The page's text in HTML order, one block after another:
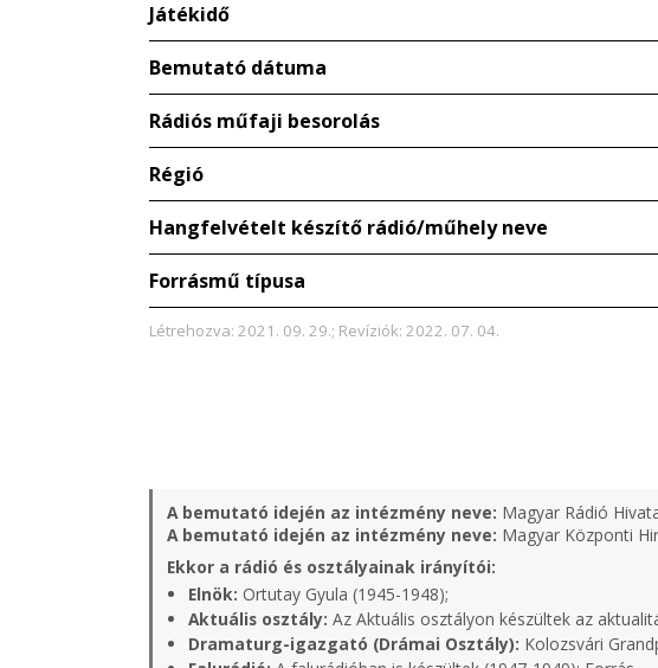
Játékidő
Bemutató dátuma
Rádiós műfaji besorolás
Régió
Hangfelvételt készítő rádió/műhely neve
Forrásmű típusa
Létrehozva: 2021. 09. 29.; Revíziók: 2022. 07. 04.
A bemutató idején az intézmény neve: Magyar Rádió
A bemutató idején az intézmény neve: Magyar Központi
Ekkor a rádió és osztályainak irányítói:
Elnök: Ortutay Gyula (1945-1948);
Aktuális osztály: Az Aktuális osztályon készültek az
Dramaturg-igazgató (Drámai Osztály): Kolozsvári